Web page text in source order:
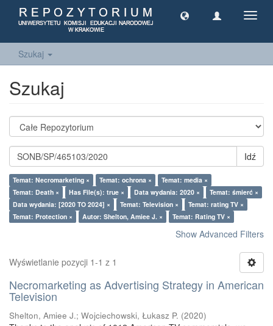
Szukaj
Szukaj
Idź
Temat: Necromarketing × Temat: ochrona ×
Temat: media ×
Temat: Death ×
Has File(s): true × Data wydania: 2020 ×
Temat: śmierć ×
Data wydania: [2020 TO 2024] ×
Temat: Television ×
Temat: rating TV ×
Temat: Protection ×
Autor: Shelton, Amiee J. × Temat: Rating TV ×
Show Advanced Filters
Wyświetlanie pozycji 1-1 z 1
Necromarketing as Advertising Strategy in American
Television
Shelton, Amiee J.; Wojciechowski, Łukasz P. (2020)